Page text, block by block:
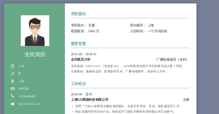
全民简历
33岁
男
上海
4年经验
15288888888
qmjianli@qq.com
求职意向
求职意向：主播 意向城市： 上海
期望薪资：5000/月 入职时间： 一个月内到岗
教育背景
2015-09~ 2018-07
全民简历大学
广播电视编导（本科）
专业成绩：GPA 3.66/4 （专业前5%），2018年获得全国大学生影视作品大赛二等奖。
主修课程：新媒体运营、影视剧本写作、广播电视制作、演讲与口才等。
工作经历
2018-09~ 至今
上海XX网络科技有限公司
主播
管理一个由10名网络主播组成的团队，负责日常排班、培训、团队建设等工作。
制定直播内容和活动计划，有效提升了团队的整体表现和观众的互动参与。